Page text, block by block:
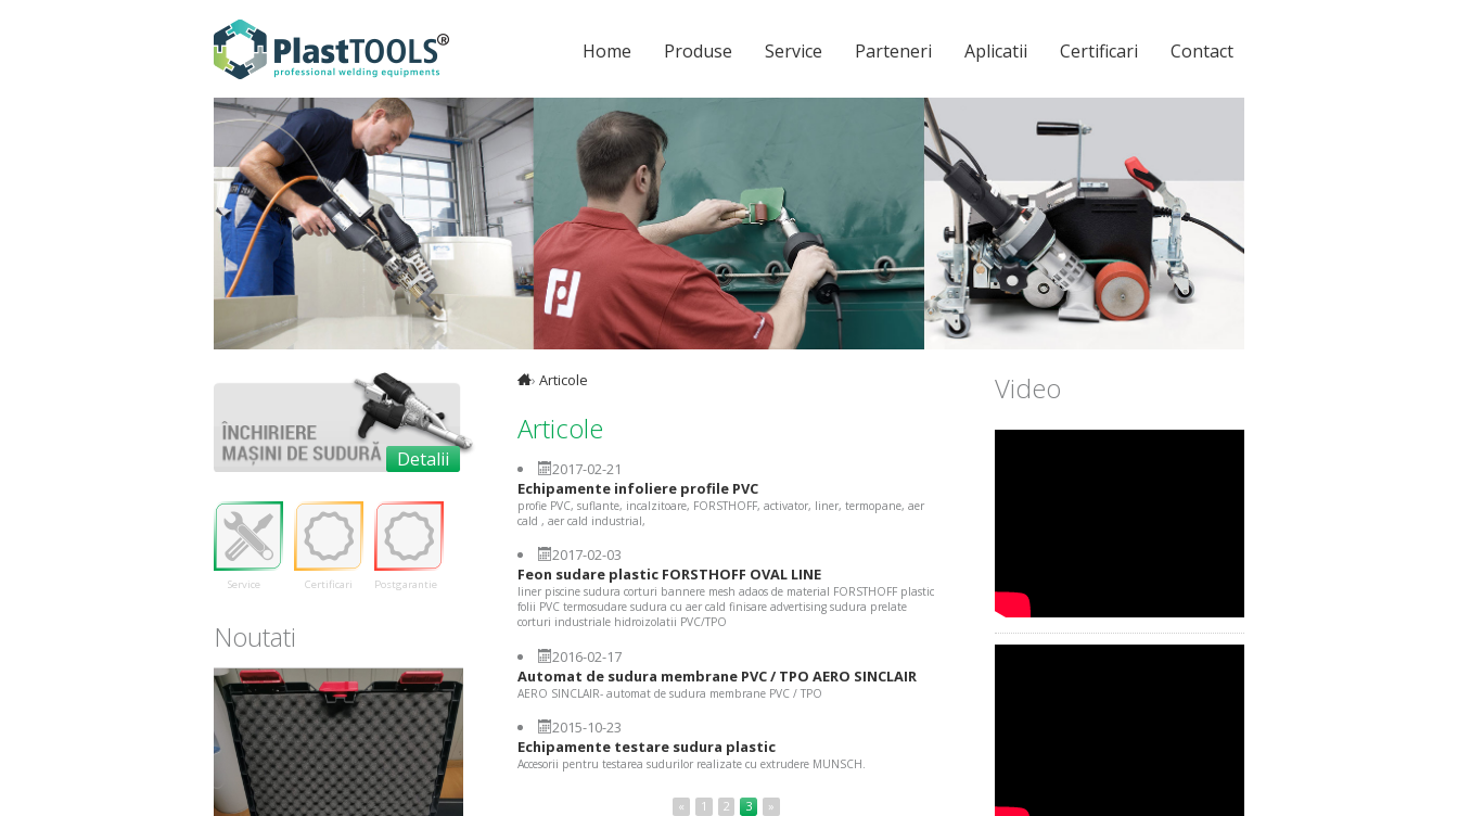
Home Produse Service Parteneri Aplicatii Certificari Contact
Detalii
Service Certificari Postgarantie
Noutati
› Articole
Articole
2017-02-21
Echipamente infoliere profile PVC
profie PVC, suflante, incalzitoare, FORSTHOFF, activator, liner, termopane, aer
cald , aer cald industrial,
2017-02-03
Feon sudare plastic FORSTHOFF OVAL LINE
liner piscine sudura corturi bannere mesh adaos de material FORSTHOFF plastic
folii PVC termosudare sudura cu aer cald finisare advertising sudura prelate
corturi industriale hidroizolatii PVC/TPO
2016-02-17
Automat de sudura membrane PVC / TPO AERO SINCLAIR
AERO SINCLAIR- automat de sudura membrane PVC / TPO
2015-10-23
Echipamente testare sudura plastic
Accesorii pentru testarea sudurilor realizate cu extrudere MUNSCH.
« 1 2 3 »
Video